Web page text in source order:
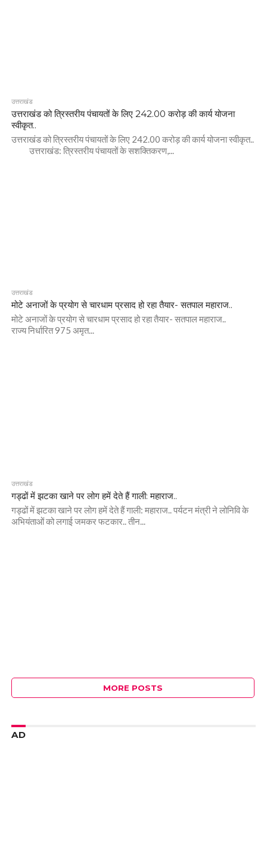
उत्तराखंड
उत्तराखंड को त्रिस्तरीय पंचायतों के लिए 242.00 करोड़ की कार्य योजना
स्वीकृत..
उत्तराखंड को त्रिस्तरीय पंचायतों के लिए 242.00 करोड़ की कार्य योजना स्वीकृत..
उत्तराखंड: त्रिस्तरीय पंचायतों के सशक्तिकरण,...
उत्तराखंड
मोटे अनाजों के प्रयोग से चारधाम प्रसाद हो रहा तैयार- सतपाल महाराज..
मोटे अनाजों के प्रयोग से चारधाम प्रसाद हो रहा तैयार- सतपाल महाराज..
राज्य निर्धारित 975 अमृत...
उत्तराखंड
गड्ढों में झटका खाने पर लोग हमें देते हैं गाली: महाराज..
गड्ढों में झटका खाने पर लोग हमें देते हैं गाली: महाराज.. पर्यटन मंत्री ने लोनिवि के
अभियंताओं को लगाई जमकर फटकार.. तीन...
MORE POSTS
AD